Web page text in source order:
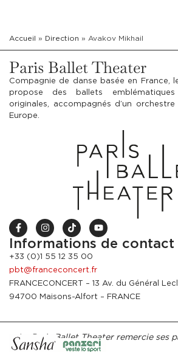
Accueil » Direction » Avakov Mikhail
Paris Ballet Theater
Compagnie de danse basée en France,
propose des ballets
originales, accompagnés d’un
Europe.
Informations de contact
+33 (0)1 55 12 35 00
pbt@franceconcert.fr
FRANCECONCERT – 13 Av. du Général
94700 Maisons-Alfort – FRANCE
Le Paris Ballet Theater remercie ses